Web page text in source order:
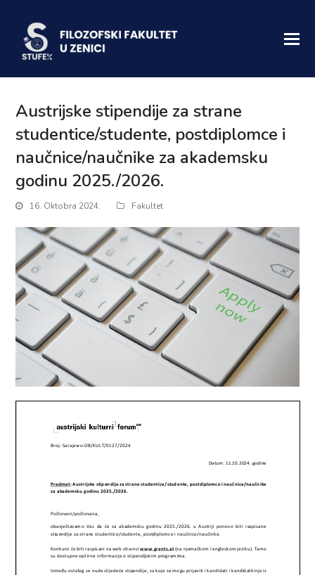
Austrijske stipendije za strane
studentice/studente, postdiplomce i
naučnice/naučnike za akademsku
godinu 2025./2026.
16. Oktobra 2024. Fakultet